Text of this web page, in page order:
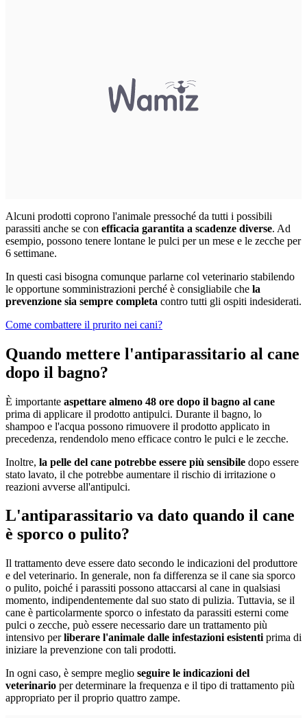
Alcuni prodotti coprono l'animale pressoché da tutti i possibili
parassiti anche se con efficacia garantita a scadenze diverse. Ad
esempio, possono tenere lontane le pulci per un mese e le zecche per
6 settimane.
In questi casi bisogna comunque parlarne col veterinario stabilendo
le opportune somministrazioni perché è consigliabile che la
prevenzione sia sempre completa contro tutti gli ospiti indesiderati.
Come combattere il prurito nei cani?
Quando mettere l'antiparassitario al cane
dopo il bagno?
È importante aspettare almeno 48 ore dopo il bagno al cane
prima di applicare il prodotto antipulci. Durante il bagno, lo
shampoo e l'acqua possono rimuovere il prodotto applicato in
precedenza, rendendolo meno efficace contro le pulci e le zecche.
Inoltre, la pelle del cane potrebbe essere più sensibile dopo essere
stato lavato, il che potrebbe aumentare il rischio di irritazione o
reazioni avverse all'antipulci.
L'antiparassitario va dato quando il cane
è sporco o pulito?
Il trattamento deve essere dato secondo le indicazioni del produttore
e del veterinario. In generale, non fa differenza se il cane sia sporco
o pulito, poiché i parassiti possono attaccarsi al cane in qualsiasi
momento, indipendentemente dal suo stato di pulizia. Tuttavia, se il
cane è particolarmente sporco o infestato da parassiti esterni come
pulci o zecche, può essere necessario dare un trattamento più
intensivo perliberare l'animale dalle infestazioni esistenti prima di
iniziare la prevenzione con tali prodotti.
In ogni caso, è sempre meglio seguire le indicazioni del
veterinario per determinare la frequenza e il tipo di trattamento più
appropriato per il proprio quattro zampe.